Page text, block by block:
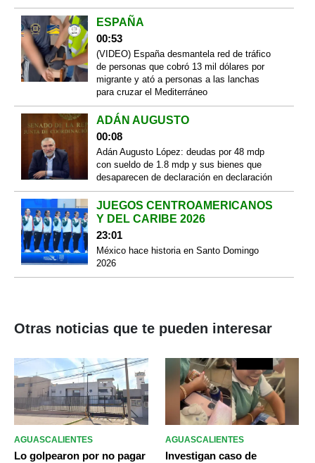
ESPAÑA
00:53
(VIDEO) España desmantela red de tráfico
de personas que cobró 13 mil dólares por
migrante y ató a personas a las lanchas
para cruzar el Mediterráneo
ADÁN AUGUSTO
00:08
Adán Augusto López: deudas por 48 mdp
con sueldo de 1.8 mdp y sus bienes que
desaparecen de declaración en declaración
JUEGOS CENTROAMERICANOS
Y DEL CARIBE 2026
23:01
México hace historia en Santo Domingo
2026
Otras noticias que te pueden interesar
AGUASCALIENTES
Lo golpearon por no pagar
AGUASCALIENTES
Investigan caso de